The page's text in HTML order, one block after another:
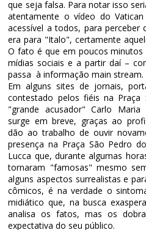
que seja falsa. Para notar isso
atentamente o vídeo do
acessível a todos, para perceber
era para "Italo", certamente
O fato é que em poucos
mídias sociais e a partir daí –
passa à informação main
Em alguns sites de jornais,
contestado pelos fiéis na
"grande acusador" Carlo Maria
surge em breve, graças ao
dão ao trabalho de ouvir
presença na Praça São Pedro
Lucca que, durante algumas
tornaram "famosas" mesmo
alguns aspectos surrealistas e
cômicos, é na verdade o
midiático que, na busca
analisa os fatos, mas os
expectativa do seu público.